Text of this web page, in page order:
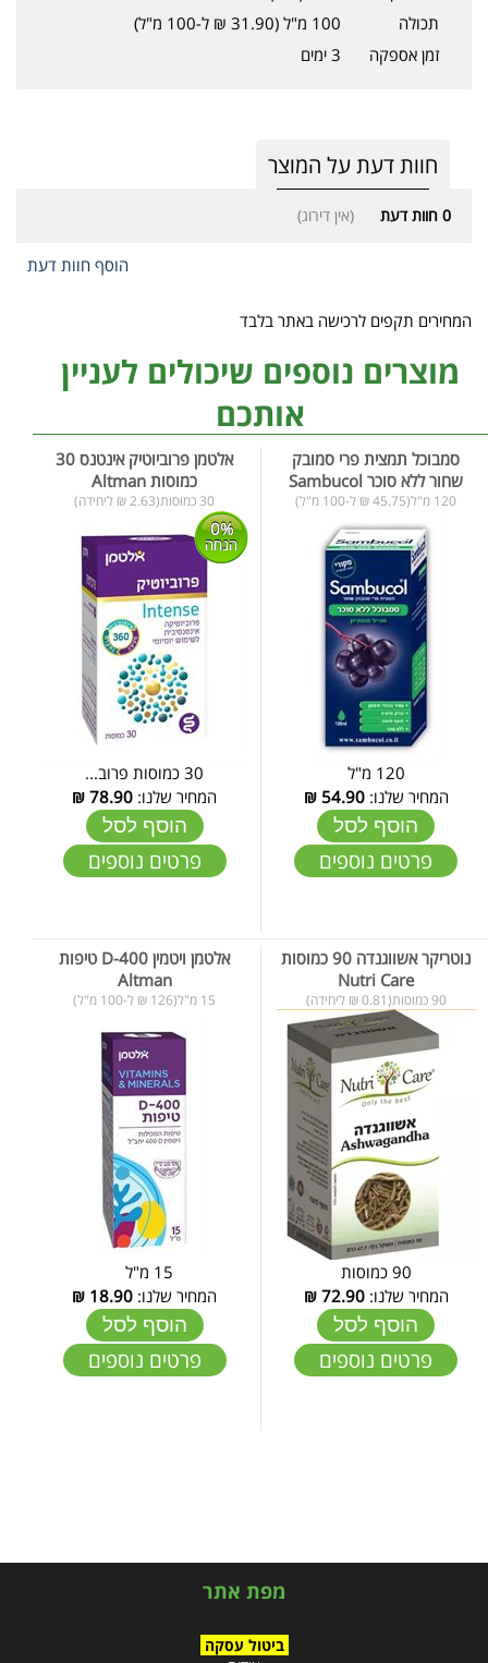
תכולה
100 מ"ל (31.90 ₪ ל-100 מ"ל)
זמן אספקה
3 ימים
חוות דעת על המוצר
0 חוות דעת (אין דירוג)
הוסף חוות דעת
המחירים תקפים לרכישה באתר בלבד
מוצרים נוספים שיכולים לעניין
אותכם
סמבוכל תמצית פרי סמובק
שחור ללא סוכר Sambucol
120 מ"ל(45.75 ₪ ל-100 מ"ל)
120 מ"ל
המחיר שלנו:54.90
₪
הוסף לסל
פרטים נוספים
אלטמן פרוביוטיק אינטנס 30
כמוסות Altman
30 כמוסות(2.63 ₪ ליחידה)
0%
הנחה
30 כמוסות פרוב...
המחיר שלנו: 78.90
₪
הוסף לסל
פרטים נוספים
נוטריקר אשווגנדה 90 כמוסות
Nutri Care
90 כמוסות(0.81 ₪ ליחידה)
90 כמוסות
המחיר שלנו:72.90
₪
הוסף לסל
פרטים נוספים
אלטמן ויטמין D-400 טיפות
Altman
15 מ"ל(126 ₪ ל-100 מ"ל)
15 מ"ל
המחיר שלנו: 18.90
₪
הוסף לסל
פרטים נוספים
מפת אתר
ביטול עסקה